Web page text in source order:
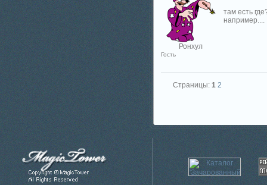
Ронхул
Гость
там есть
например....
Страницы: 1 2